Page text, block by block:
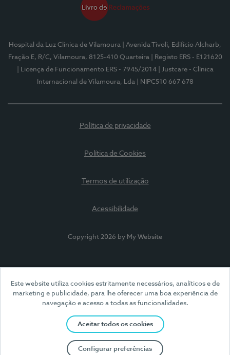
Este website utiliza cookies estritamente necessários, analíticos e de
marketing e publicidade, para lhe oferecer uma boa experiência de
navegação e acesso a todas as funcionalidades.
Aceitar todos os cookies
Configurar preferências
Hospital da Luz Clínica de Vilamoura
| Avenida Tivoli, Edifício Alcharb,
Fração E, R/C, Vilamoura, 8125-410 Quarteira
| Registo ERS - E121620
| Licença de Funcionamento ERS - 7945/2014
| Justcare - Clínica
Internacional de Vilamoura, Lda
| NIPC510 667 678
Política de privacidade
Política de Cookies
Termos de utilização
Acessibilidade
Copyright 2026 by My Website